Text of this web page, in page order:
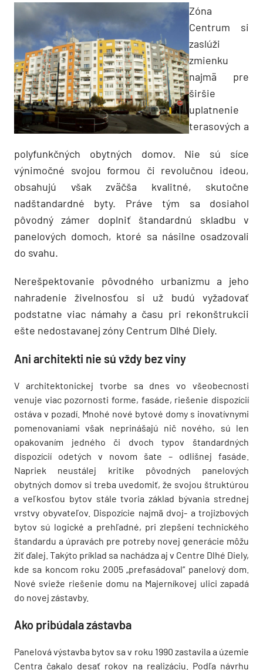
Zóna
Centrum si
zaslúži
zmienku
najmä pre
širšie
uplatnenie
terasových a
polyfunkčných obytných domov. Nie sú síce
výnimočné svojou formou či revolučnou ideou,
obsahujú však zväčša kvalitné, skutočne
nadštandardné byty. Práve tým sa dosiahol
pôvodný zámer doplniť štandardnú skladbu v
panelových domoch, ktoré sa násilne osadzovali
do svahu.
Nerešpektovanie pôvodného urbanizmu a jeho
nahradenie živelnosťou si už budú vyžadovať
podstatne viac námahy a času pri rekonštrukcii
ešte nedostavanej zóny Centrum Dlhé Diely.
Ani architekti nie sú vždy bez viny
V architektonickej tvorbe sa dnes vo všeobecnosti
venuje viac pozornosti forme, fasáde, riešenie dispozícií
ostáva v pozadí. Mnohé nové bytové domy s inovatívnymi
pomenovaniami však neprinášajú nič nového, sú len
opakovaním jedného či dvoch typov štandardných
dispozícií odetých v novom šate – odlišnej fasáde.
Napriek neustálej kritike pôvodných panelových
obytných domov si treba uvedomiť, že svojou štruktúrou
a veľkosťou bytov stále tvoria základ bývania strednej
vrstvy obyvateľov. Dispozície najmä dvoj- a trojizbových
bytov sú logické a prehľadné, pri zlepšení technického
štandardu a úpravách pre potreby novej generácie môžu
žiť ďalej. Takýto príklad sa nachádza aj v Centre Dlhé Diely,
kde sa koncom roku 2005 „prefasádoval“ panelový dom.
Nové svieže riešenie domu na Majerníkovej ulici zapadá
do novej zástavby.
Ako pribúdala zástavba
Panelová výstavba bytov sa v roku 1990 zastavila a územie
Centra čakalo desať rokov na realizáciu. Podľa návrhu